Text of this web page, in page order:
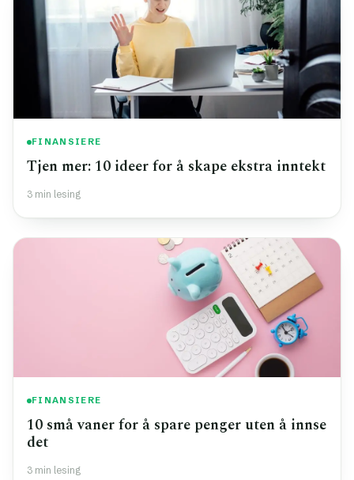
FINANSIERE
Tjen mer: 10 ideer for å skape ekstra inntekt
3 min lesing
FINANSIERE
10 små vaner for å spare penger uten å innse
det
3 min lesing